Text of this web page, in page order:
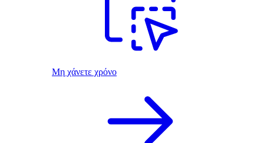
Μη χάνετε χρόνο